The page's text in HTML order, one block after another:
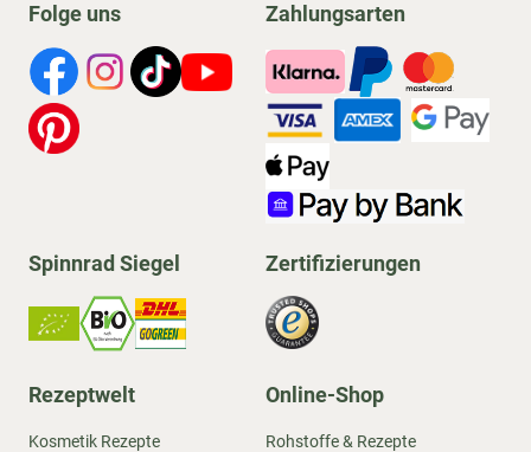
Folge uns Zahlungsarten
Spinnrad Siegel Zertifizierungen
Rezeptwelt
Kosmetik Rezepte
Online-Shop
Rohstoffe & Rezepte